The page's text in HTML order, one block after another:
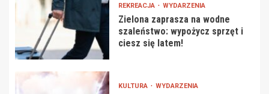
REKREACJA WYDARZENIA
Zielona zaprasza na wodne
szaleństwo: wypożycz sprzęt i
ciesz się latem!
KULTURA WYDARZENIA